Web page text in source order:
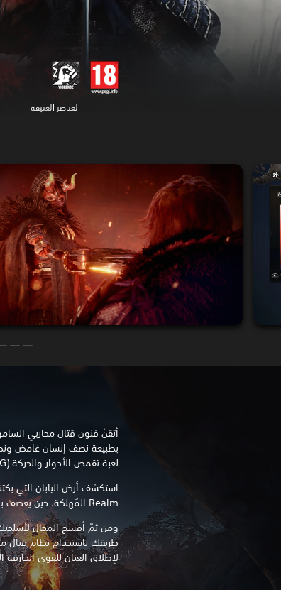
العناصر العنيفة
بطبيعة نصف إنسان غامض
لعبة تقمص الأدوار والحركة (RPG) المفعم بالتحديات.
Realm المُهلِكة، حين يعصف بهما وحوش بشعة عديمة الرحمة.
ومن ثمَّ أفسح المجال
لإطلاق العنان للقوى الخارقة